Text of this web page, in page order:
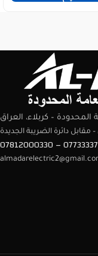
– كربلاء، العراق
دائرة الضريبة الجديدة